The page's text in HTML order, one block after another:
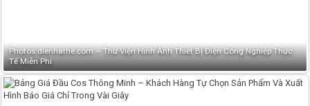
Photos.dienhathe.com – Thư Viện Hình Ảnh Thiết Bị Điện Công Nghiệp Thực
Tế Miễn Phí